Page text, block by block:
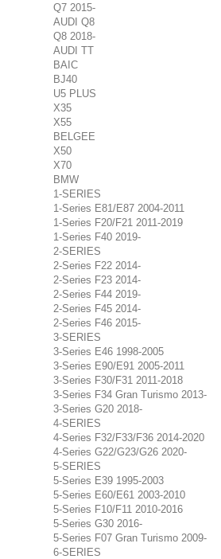
Q7 2015-
AUDI Q8
Q8 2018-
AUDI TT
BAIC
BJ40
U5 PLUS
X35
X55
BELGEE
X50
X70
BMW
1-SERIES
1-Series E81/E87 2004-2011
1-Series F20/F21 2011-2019
1-Series F40 2019-
2-SERIES
2-Series F22 2014-
2-Series F23 2014-
2-Series F44 2019-
2-Series F45 2014-
2-Series F46 2015-
3-SERIES
3-Series E46 1998-2005
3-Series E90/E91 2005-2011
3-Series F30/F31 2011-2018
3-Series F34 Gran Turismo 2013-
3-Series G20 2018-
4-SERIES
4-Series F32/F33/F36 2014-2020
4-Series G22/G23/G26 2020-
5-SERIES
5-Series E39 1995-2003
5-Series E60/E61 2003-2010
5-Series F10/F11 2010-2016
5-Series G30 2016-
5-Series F07 Gran Turismo 2009-
6-SERIES